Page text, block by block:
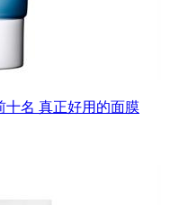
十名 真正好用的面膜